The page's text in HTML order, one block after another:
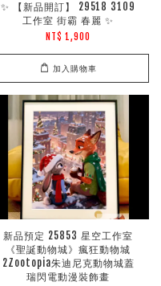
✨ 【新品開訂】 29518 3109
工作室 街霸 春麗 ✨
NT$ 1,900
加入購物車
新品預定 25853 星空工作室
《聖誕動物城》瘋狂動物城
2Zootopia朱迪尼克動物城蓋
瑞閃電動漫裝飾畫